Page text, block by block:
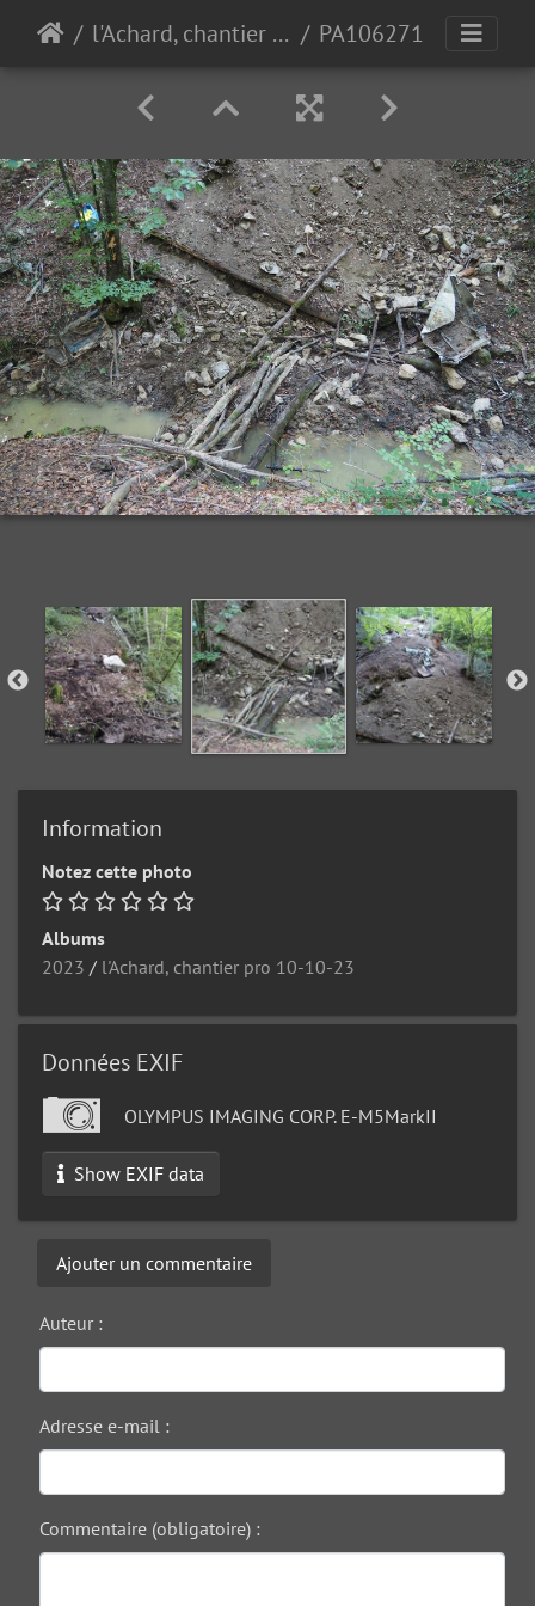
l'Achard, chantier pro 10-10-23 PA106271
Information
Notez cette photo
Albums
2023 / l'Achard, chantier pro 10-10-23
Données EXIF
OLYMPUS IMAGING CORP. E-M5MarkII
Show EXIF data
Ajouter un commentaire
Auteur :
Adresse e-mail :
Commentaire (obligatoire) :